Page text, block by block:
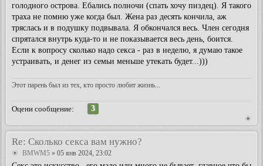
голодного острова. Ебались полночи (спать хочу пиздец). Я такого
траха не помню уже когда был. Жена раз десять кончила, аж
тряслась и в подушку подвывала. Я обкончался весь. Член сегодня
спрятался внутрь куда-то и не показывается весь день, боится.
Если к вопросу сколько надо секса - раз в неделю, я думаю такое
устраивать, и денег из семьи меньше утекать будет...)))
Этот парень был из тех, кто просто любит жизнь...
Оцени сообщение:
3
Re: Сколько секса вам нужно?
BMWM5 » 05 янв 2024, 23:02